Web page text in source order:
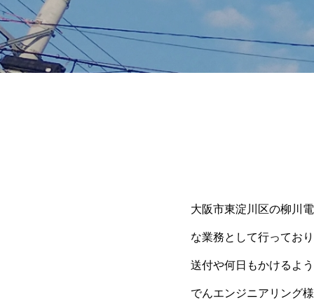
大阪市東淀川区の柳川
な業務として行ってお
送付や何日もかけるよ
でんエンジニアリング